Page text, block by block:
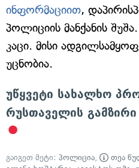
ინფორმაციით,
პოლიციის მანქანის
კაცი. მისი
უცნობია.
უწყვეტი სახალხო
რუსთაველის
გაიგეთ მეტი: პოლიცია, თეა